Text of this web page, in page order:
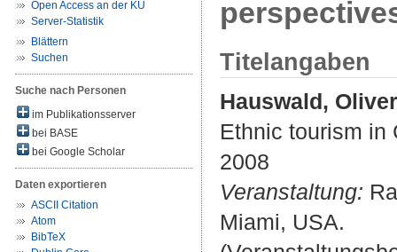
Open Access an der KU
Server-Statistik
Blättern
Suchen
Suche nach Personen
im Publikationsserver
bei BASE
bei Google Scholar
Daten exportieren
ASCII Citation
Atom
BibTeX
Titelangaben
Hauswald, Oliver
Ethnic tourism in
2008
Veranstaltung:
Miami, USA.